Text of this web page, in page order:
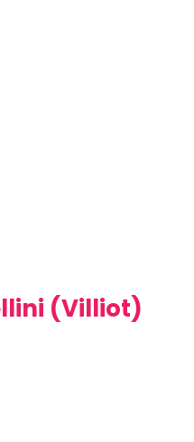
(Villiot)